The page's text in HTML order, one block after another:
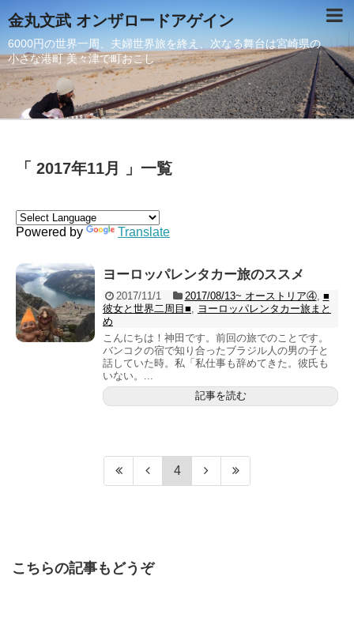
金丸文武 オンザロードアゲイン
6000円の世界一周、夫婦世界旅を終え、次なる舞台は宮崎県の
小さな港町 美々津で町おこし
「 2017年11月 」一覧
Powered by Translate
ヨーロッパレンタカー旅のススメ
2017/11/1 2017/08/13~ オーストリア④, ■
彼女と世界二周目■, ヨーロッパレンタカー旅まと
め
こんにちは！神田です。前回の旅でのことです。
バンコクの宿で知り合ったブラジル人の男の子と
話していた時。私「私仕事も辞めてきた。彼氏も
いない。...
記事を読む
4
こちらの記事もどうぞ